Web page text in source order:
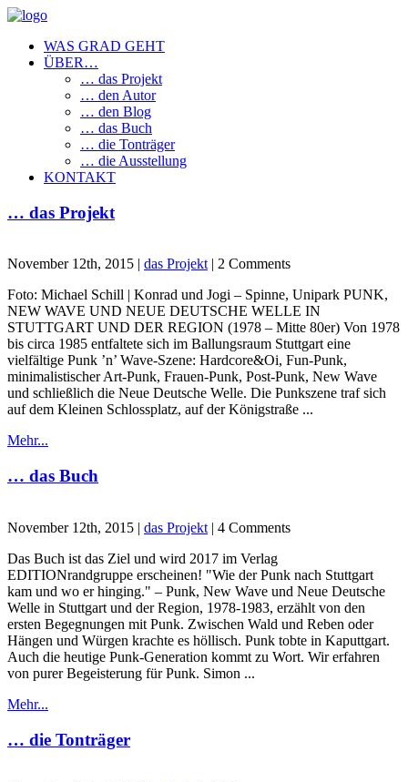
WAS GRAD GEHT
ÜBER…
… das Projekt
… den Autor
… den Blog
… das Buch
… die Tonträger
… die Ausstellung
KONTAKT
… das Projekt
November 12th, 2015 | das Projekt| 2 Comments
Foto: Michael Schill | Konrad und Jogi – Spinne, Unipark PUNK,
NEW WAVE UND NEUE DEUTSCHE WELLE IN
STUTTGART UND DER REGION (1978 – Mitte 80er) Von 1978
bis circa 1985 entfaltete sich im Ballungsraum Stuttgart eine
vielfältige Punk ’n’ Wave-Szene: Hardcore&Oi, Fun-Punk,
minimalistischer Art-Punk, Frauen-Punk, Post-Punk, New Wave
und schließlich die Neue Deutsche Welle. Die Punkszene traf sich
auf dem Kleinen Schlossplatz, auf der Königstraße ...
Mehr...
… das Buch
November 12th, 2015 | das Projekt | 4 Comments
Das Buch ist das Ziel und wird 2017 im Verlag
EDITIONrandgruppe erscheinen! "Wie der Punk nach Stuttgart
kam und wo er hinging." – Punk, New Wave und Neue Deutsche
Welle in Stuttgart und der Region, 1978-1983, erzählt von den
ersten Begegnungen mit Punk. Zwischen Wald und Reben oder
Hängen und Würgen krachte es höllisch. Punk tobte in Kaputtgart.
Auch die heutige Punk-Generation kommt zu Wort. Wir erfahren
von purer Begeisterung für Punk. Simon ...
Mehr...
… die Tonträger